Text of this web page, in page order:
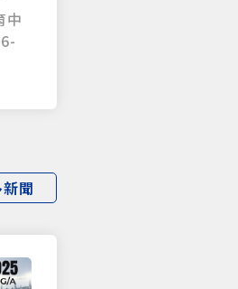
中
聞